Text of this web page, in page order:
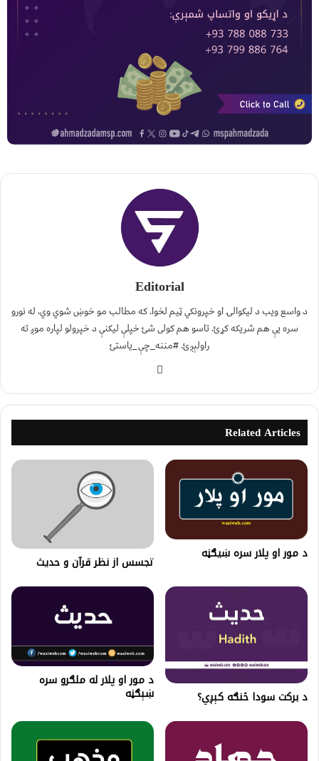
Editorial
د واسع ویب د لیکوالۍ او خپرونکي ټیم لخوا. که مطالب مو خوښ شوي وي، له نورو
سره یې هم شریکه کړئ. تاسو هم کولی شئ خپلې لیکنې د خپرولو لپاره موږ ته
راولېږئ. #مننه_چې_یاستئ
Related Articles
د مور او پلار سره ښيګڼه تجسس از نظر قرآن و حدیث
د برکت سودا څنګه کېږي؟
د مور او پلار له ملګرو سره
ښېګڼه